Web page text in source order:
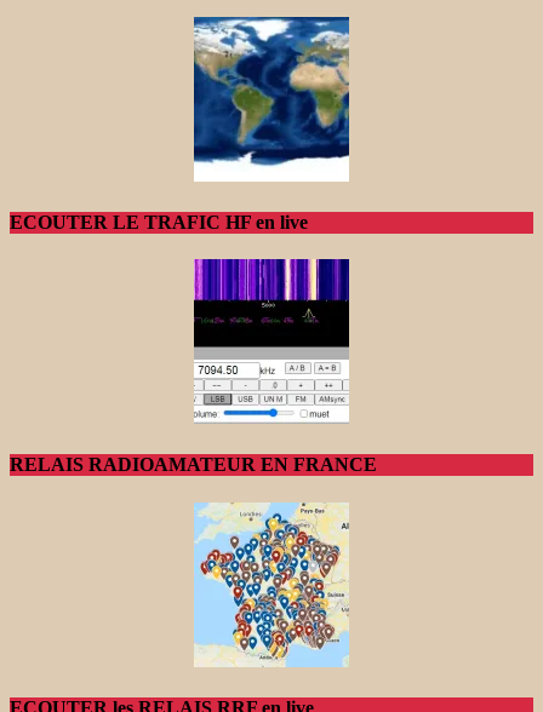
ECOUTER LE TRAFIC HF en live
RELAIS RADIOAMATEUR EN FRANCE
ECOUTER les RELAIS RRF en live